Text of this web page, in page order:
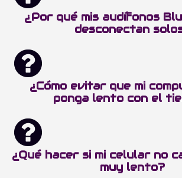
¿Por qué mis audífonos
desconectan
¿Cómo evitar que mi
ponga lento con el
¿Qué hacer si mi celular no
muy lento?